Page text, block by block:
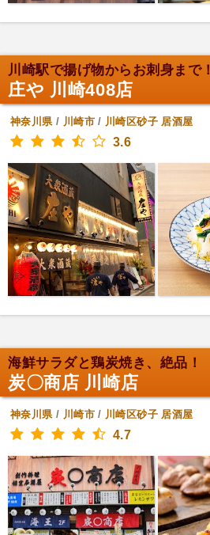
川崎駅で揚げ物からお刺身まで！
庄や 川崎408店
神奈川県/ 川崎市/ 川崎区砂子 居酒屋
3.6
海鮮サラダと鶏炭焼き、絶品！
炭〇商店 川崎店
神奈川県/ 川崎市/ 川崎区砂子 居酒屋
4.7